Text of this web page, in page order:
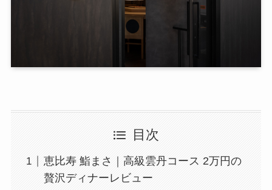
目次
恵比寿 鮨まさ｜高級雲丹コース 2万円の
贅沢ディナーレビュー